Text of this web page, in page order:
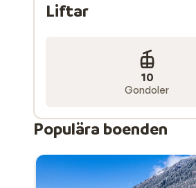
Liftar
10
Gondoler
Populära boenden